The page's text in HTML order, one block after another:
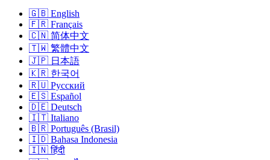
🇬🇧 English
🇫🇷 Français
🇨🇳 简体中文
🇹🇼 繁體中文
🇯🇵 日本語
🇰🇷 한국어
🇷🇺 Русский
🇪🇸 Español
🇩🇪 Deutsch
🇮🇹 Italiano
🇧🇷 Português (Brasil)
🇮🇩 Bahasa Indonesia
🇮🇳 हिंदी